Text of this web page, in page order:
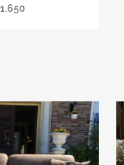
1.650